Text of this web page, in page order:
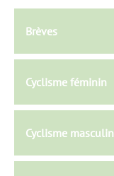
Brèves
Cyclisme féminin
Cyclisme masculin